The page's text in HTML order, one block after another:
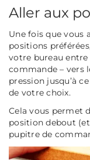
Aller aux
Une fois que vous
positions
votre bureau
commande – vers
pression jusqu’à
de votre choix.
Cela vous permet
position debout
pupitre de